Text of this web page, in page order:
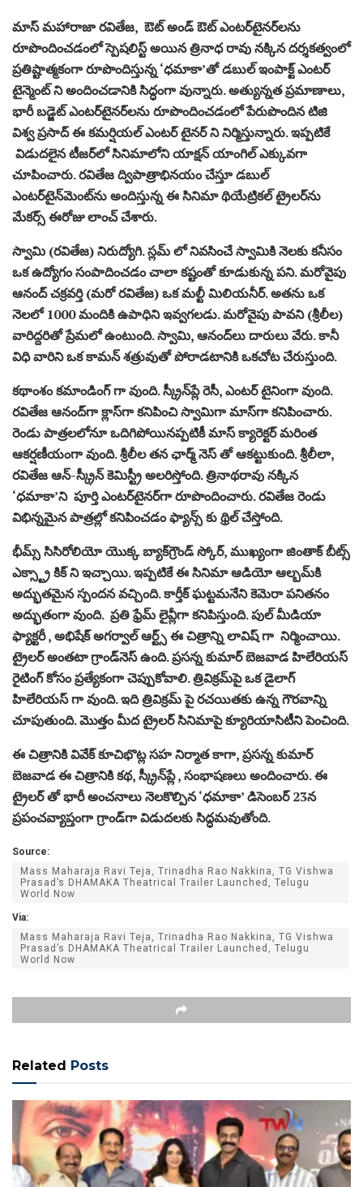
మాస్ మహారాజా రవితేజ, ఔట్ అండ్ ఔట్ ఎంటర్‌టైనర్‌లను
రూపొందించడంలో స్పెషలిస్ట్ అయిన త్రినాధ రావు నక్కిన దర్శకత్వంలో
ప్రతిష్టాత్మకంగా రూపొందిస్తున్న ‘ధమాకా’తో డబుల్ ఇంపాక్ట్ ఎంటర్
టైన్మెంట్ ని అందించడానికి సిద్ధంగా వున్నారు. అత్యున్నత ప్రమాణాలు,
భారీ బడ్జెట్ ఎంటర్‌టైనర్‌లను రూపొందించడంలో పేరుపొందిన టిజి
విశ్వ ప్రసాద్ ఈ కమర్షియల్ ఎంటర్ టైనర్ ని నిర్మిస్తున్నారు. ఇప్పటికే
విడుదలైన టీజర్‌లో సినిమాలోని యాక్షన్‌ యాంగిల్ ఎక్కువగా
చూపించారు. రవితేజ ద్విపాత్రాభినయం చేస్తూ డబుల్
ఎంటర్‌టైన్‌మెంట్‌ను అందిస్తున్న ఈ సినిమా థియేట్రికల్ ట్రైలర్‌ను
మేకర్స్ ఈరోజు లాంచ్ చేశారు.
స్వామి (రవితేజ) నిరుద్యోగి. స్లమ్ లో నివసించే స్వామికి నెలకు కనీసం
ఒక ఉద్యోగం సంపాదించడం చాలా కష్టంతో కూడుకున్న పని. మరోవైపు
ఆనంద్ చక్రవర్తి (మరో రవితేజ) ఒక మల్టీ మిలియనీర్. అతను ఒక
నెలలో 1000 మందికి ఉపాధిని ఇవ్వగలడు. మరోవైపు పావని (శ్రీలీల)
వారిద్దరితో ప్రేమలో ఉంటుంది. స్వామి, ఆనంద్‌లు దారులు వేరు. కానీ
విధి వారిని ఒక కామన్ శత్రువుతో పోరాడటానికి ఒకచోట చేరుస్తుంది.
కథాంశం కమాండింగ్ గా వుంది. స్క్రీన్‌ప్లే రెసీ, ఎంటర్ టైనింగా వుంది.
రవితేజ ఆనంద్‌గా క్లాస్‌గా కనిపించి స్వామిగా మాస్‌గా కనిపించారు.
రెండు పాత్రలలోనూ ఒదిగిపోయినప్పటికీ మాస్ క్యారెక్టర్‌ మరింత
ఆకర్షణీయంగా వుంది. శ్రీలీల తన ఛార్మ్ నెస్ తో ఆకట్టుకుంది. శ్రీలీలా,
రవితేజ ఆన్-స్క్రీన్ కెమిస్ట్రీ అలరిస్తోంది. త్రినాథరావు నక్కిన
‘ధమాకా’ని పూర్తి ఎంటర్‌టైనర్‌గా రూపొందించారు. రవితేజ రెండు
విభిన్నమైన పాత్రల్లో కనిపించడం ఫ్యాన్స్ కు థ్రిల్ చేస్తోంది.
భీమ్స్ సిసిరోలియో యొక్క బ్యాక్‌గ్రౌండ్ స్కోర్, ముఖ్యంగా జింతాక్ బీట్స్
ఎక్స్ట్రా కిక్ ని ఇచ్చాయి. ఇప్పటికే ఈ సినిమా ఆడియో ఆల్బమ్‌కి
అద్భుతమైన స్పందన వచ్చింది. కార్తీక్ ఘట్టమనేని కెమెరా పనితనం
అద్భుతంగా వుంది. ప్రతి ఫ్రేమ్ లైవ్లీగా కనిపిస్తుంది. పుల్ మీడియా
ఫ్యాక్టరీ , అభిషేక్ అగర్వాల్ ఆర్ట్స్ ఈ చిత్రాన్ని లావిష్ గా నిర్మించాయి.
ట్రైలర్ అంతటా గ్రాండ్‌నెస్ ఉంది. ప్రసన్న కుమార్ బెజవాడ హిలేరియస్
రైటింగ్ కోసం ప్రత్యేకంగా చెప్పుకోవాలి. త్రివిక్రమ్‌పై ఒక డైలాగ్
హిలేరియస్ గా వుంది. ఇది త్రివిక్రమ్ పై రచయితకు ఉన్న గౌరవాన్ని
చూపుతుంది. మొత్తం మీద ట్రైలర్ సినిమాపై క్యూరియాసిటీని పెంచింది.
ఈ చిత్రానికి వివేక్ కూచిభొట్ల సహ నిర్మాత కాగా, ప్రసన్న కుమార్
బెజవాడ ఈ చిత్రానికి కథ, స్క్రీన్‌ప్లే , సంభాషణలు అందించారు. ఈ
ట్రైలర్‌ తో భారీ అంచనాలు నెలకొల్పిన ‘ధమాకా’ డిసెంబర్ 23న
ప్రపంచవ్యాప్తంగా గ్రాండ్‌గా విడుదలకు సిద్ధమవుతోంది.
Source:
Mass Maharaja Ravi Teja, Trinadha Rao Nakkina, TG Vishwa
Prasad’s DHAMAKA Theatrical Trailer Launched, Telugu
World Now
Via:
Mass Maharaja Ravi Teja, Trinadha Rao Nakkina, TG Vishwa
Prasad’s DHAMAKA Theatrical Trailer Launched, Telugu
World Now
Related Posts